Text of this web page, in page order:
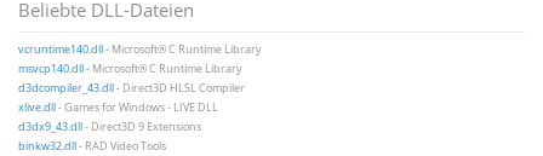
Beliebte DLL-Dateien
vcruntime140.dll- Microsoft® C Runtime Library
msvcp140.dll- Microsoft® C Runtime Library
d3dcompiler_43.dll- Direct3D HLSL Compiler
xlive.dll- Games for Windows - LIVE DLL
d3dx9_43.dll- Direct3D 9 Extensions
binkw32.dll- RAD Video Tools